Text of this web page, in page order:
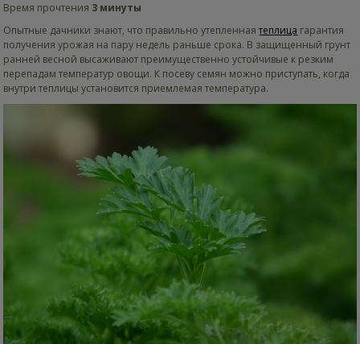
Время прочтения 3 минуты
Опытные дачники знают, что правильно утепленнаятеплица гарантия
получения урожая на пару недель раньше срока. В защищенный грунт
ранней весной высаживают преимущественно устойчивые к резким
перепадам температур овощи. К посеву семян можно приступать, когда
внутри теплицы установится приемлемая температура.